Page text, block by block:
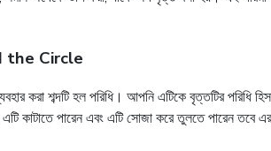
the Circle
করা শব্দটি হল পরিধি। আপনি এটিকে বৃত্তটির
কাটাতে পারেন এবং এটি সোজা করে তুলতে পারেন